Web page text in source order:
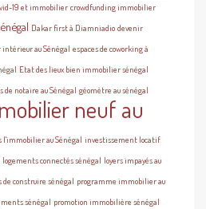
19 et immobilier crowdfunding immobilier
Dakar first à Diamniadio devenir
intérieur au Sénégal espaces de coworking à
Etat des lieux bien immobilier sénégal
de notaire au Sénégal géomètre au sénégal
neuf au
l'immobilier au Sénégal investissement locatif
logements connectés sénégal loyers impayés au
de construire sénégal programme immobilier au
sénégal promotion immobilière sénégal